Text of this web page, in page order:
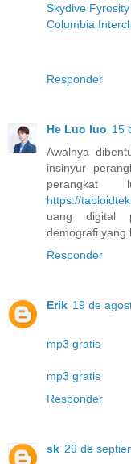
Skydive
Columbia
Responder
He Luo luo 15
Awalnya
insinyur
perangkat
https://
uang digital
demografi yang
Responder
Erik 19 de
mp3 gratis
mp3 gratis
Responder
sk 29 de